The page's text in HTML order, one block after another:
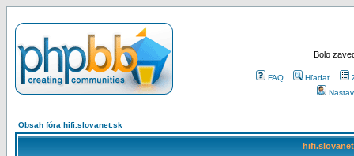
Bolo
FAQ Hľadať
Obsah fóra hifi.slovanet.sk